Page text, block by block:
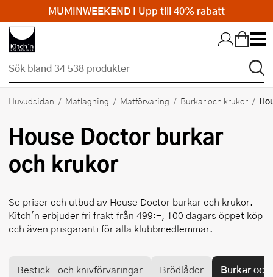
Hopp till huvudinnehållet
Huvudsidan Matlagning Matförvaring Burkar och krukor
House Doctor burkar
och krukor
Se priser och utbud av House Doctor burkar och krukor.
Kitch'n erbjuder fri frakt från 499:-, 100 dagars öppet köp
och även prisgaranti för alla klubbmedlemmar.
Bestick- och knivförvaringar Brödlådor Burkar
MUMINWEEKEND I Upp till 40% rabatt